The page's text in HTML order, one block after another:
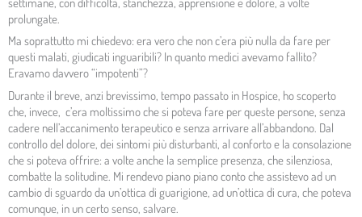
prolungate.
Ma soprattutto mi chiedevo: era vero che non c’era più nulla da fare per
questi malati, giudicati inguaribili? In quanto medici avevamo fallito?
Eravamo davvero “impotenti”?
Durante il breve, anzi brevissimo, tempo passato in Hospice, ho scoperto
che, invece, c’era moltissimo che si poteva fare per queste persone, senza
cadere nell’accanimento terapeutico e senza arrivare all’abbandono. Dal
controllo del dolore, dei sintomi più disturbanti, al conforto e la consolazione
che si poteva offrire: a volte anche la semplice presenza, che silenziosa,
combatte la solitudine. Mi rendevo piano piano conto che assistevo ad un
cambio di sguardo da un’ottica di guarigione, ad un’ottica di cura, che poteva
comunque, in un certo senso, salvare.